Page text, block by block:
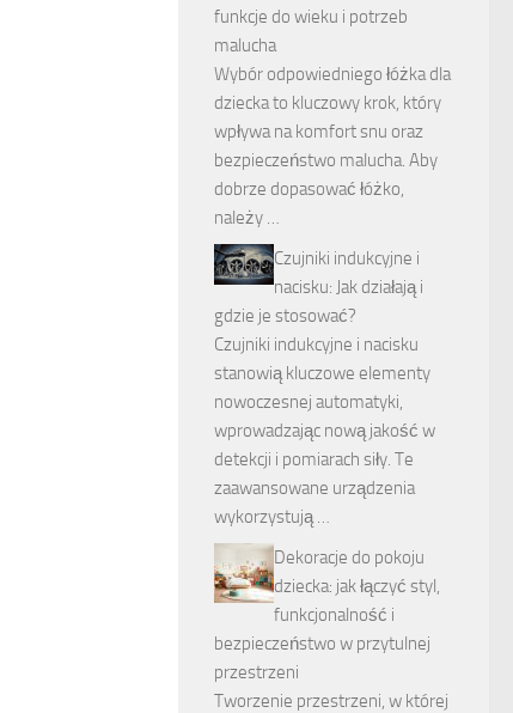
funkcje do wieku i potrzeb
malucha
Wybór odpowiedniego łóżka dla
dziecka to kluczowy krok, który
wpływa na komfort snu oraz
bezpieczeństwo malucha. Aby
dobrze dopasować łóżko,
należy …
Czujniki indukcyjne i
nacisku: Jak działają i
gdzie je stosować?
Czujniki indukcyjne i nacisku
stanowią kluczowe elementy
nowoczesnej automatyki,
wprowadzając nową jakość w
detekcji i pomiarach siły. Te
zaawansowane urządzenia
wykorzystują …
Dekoracje do pokoju
dziecka: jak łączyć styl,
funkcjonalność i
bezpieczeństwo w przytulnej
przestrzeni
Tworzenie przestrzeni, w której